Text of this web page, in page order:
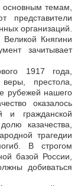
основным темам,
представители
организаций.
Княгини
зачитывает
1917 года,
престола,
рубежей нашего
оказалось
и гражданской
казачества,
трагедии
В строгом
базой России,
добиваться